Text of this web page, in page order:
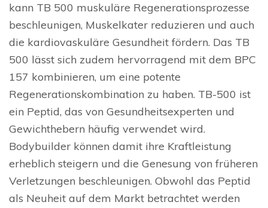
kann TB 500 muskuläre Regenerationsprozesse
beschleunigen, Muskelkater reduzieren und auch
die kardiovaskuläre Gesundheit fördern. Das TB
500 lässt sich zudem hervorragend mit dem BPC
157 kombinieren, um eine potente
Regenerationskombination zu haben. TB-500 ist
ein Peptid, das von Gesundheitsexperten und
Gewichthebern häufig verwendet wird.
Bodybuilder können damit ihre Kraftleistung
erheblich steigern und die Genesung von früheren
Verletzungen beschleunigen. Obwohl das Peptid
als Neuheit auf dem Markt betrachtet werden